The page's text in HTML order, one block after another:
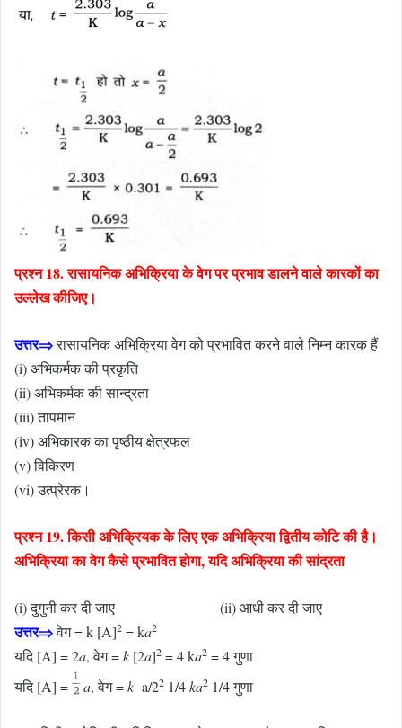
प्रश्न 18. रासायनिक अभिक्रिया के वेग पर प्रभाव डालने वाले कारकों का
उल्लेख कीजिए।
उत्तर⇒रासायनिक अभिक्रिया वेग को प्रभावित करने वाले निम्न कारक हैं
(i) अभिकर्मक की प्रकृति
(ii) अभिकर्मक की सान्द्रता
(iii) तापमान
(iv) अभिकारक का पृष्ठीय क्षेत्रफल
(v) विकिरण
(vi) उत्प्रेरक।
प्रश्न 19. किसी अभिक्रियक के लिए एक अभिक्रिया द्वितीय कोटि की है।
अभिक्रिया का वेग कैसे प्रभावित होगा, यदि अभिक्रिया की सांद्रता
(i) दुगुनी कर दी जाए (ii) आधी कर दी जाए
उत्तर⇒वेग = k [A]2 = ka2
यदि [A] = 2a, वेग =k [2a]2 = 4 ka2 = 4 गुणा
यदि [A] =
a, वेग =k a/22 1/4ka2 1/4 गुणा